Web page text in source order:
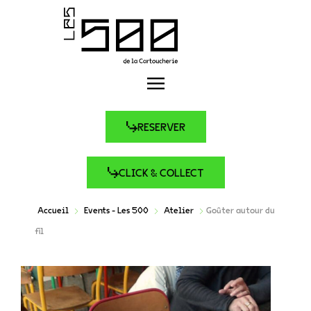
RESERVER
CLICK & COLLECT
Accueil Events - Les 500 Atelier
Goûter autour du
fil